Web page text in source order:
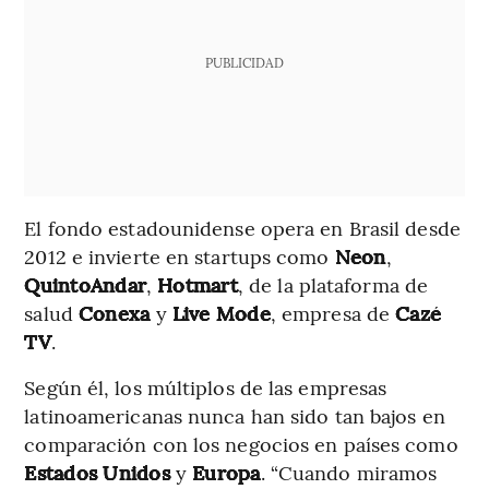
PUBLICIDAD
El fondo estadounidense opera en Brasil desde
2012 e invierte en startups como Neon,
QuintoAndar, Hotmart, de la plataforma de
salud Conexay Live Mode, empresa deCazé
TV.
Según él, los múltiplos de las empresas
latinoamericanas nunca han sido tan bajos en
comparación con los negocios en países como
Estados Unidosy Europa. “Cuando miramos